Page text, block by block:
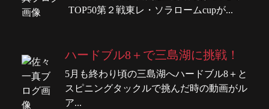
TOP50第２戦東レ・ソラロームcupが...
ハードブル8＋で三島湖に挑戦！
5月も終わり頃の三島湖へハードブル8＋と
スピニングタックルで挑んだ時の動画がル
ア...